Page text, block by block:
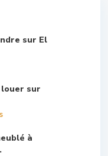
sur El
sur
à